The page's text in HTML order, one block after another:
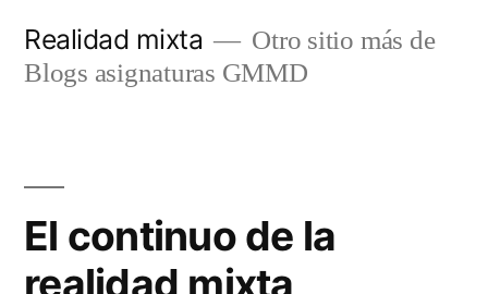
Realidad mixta
Otro sitio más de
Blogs asignaturas GMMD
El continuo de la
realidad mixta